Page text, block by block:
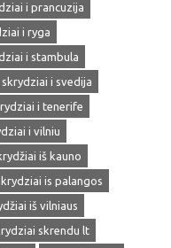
i prancuzija
i ryga
i stambula
i svedija
i tenerife
i vilniu
iš kauno
is palangos
iš vilniaus
skrendu lt